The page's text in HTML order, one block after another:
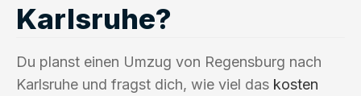
Karlsruhe?
Du planst einen Umzug von Regensburg nach
Karlsruhe und fragst dich, wie viel das kosten